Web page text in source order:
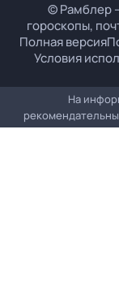
© Рамблер
гороскопы,
Полная версия
Условия
На